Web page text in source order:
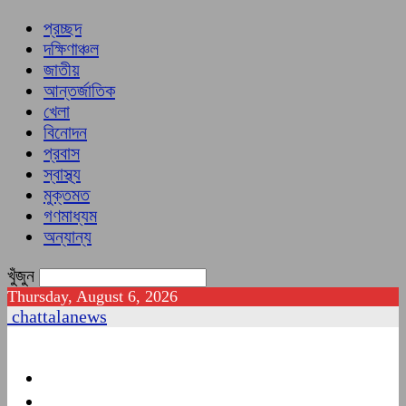
প্রচ্ছদ
দক্ষিণাঞ্চল
জাতীয়
আন্তর্জাতিক
খেলা
বিনোদন
প্রবাস
স্বাস্থ্য
মুক্তমত
গণমাধ্যম
অন্যান্য
খুঁজুন
Thursday, August 6, 2026
chattalanews